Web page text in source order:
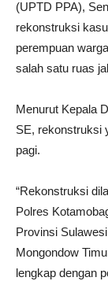
(UPTD PPA),
rekonstruksi
perempuan
salah satu ruas
Menurut Kepala
SE, rekonstruksi
pagi.
“Rekonstruksi
Polres
Provinsi
Mongondow
lengkap dengan